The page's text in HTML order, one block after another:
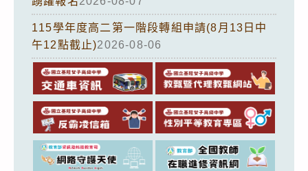
115學年度高二第一階段轉組申請(8月13日中
午12點截止)2026-08-06